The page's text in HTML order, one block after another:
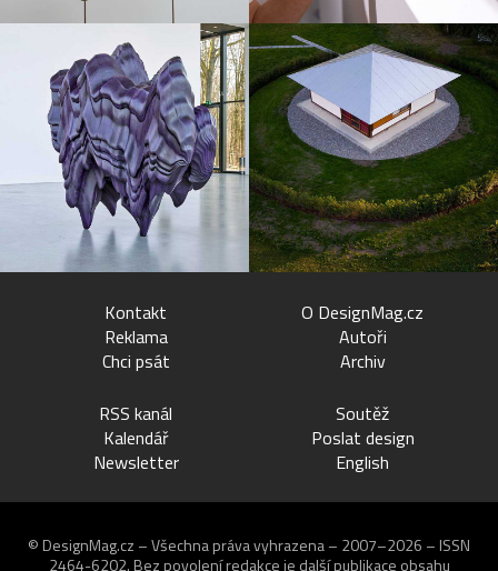
Kontakt
Reklama
Chci psát
O DesignMag.cz
Autoři
Archiv
RSS kanál
Kalendář
Newsletter
Soutěž
Poslat design
English
© DesignMag.cz – Všechna práva vyhrazena – 2007–2026 – ISSN
2464-6202. Bez povolení redakce je další publikace obsahu